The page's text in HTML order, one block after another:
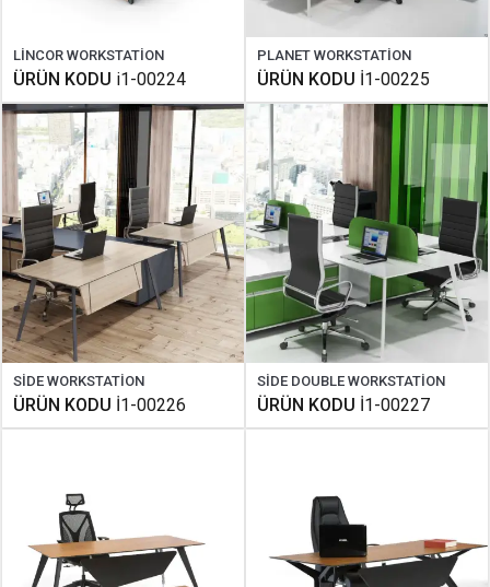
LİNCOR WORKSTATİON
ÜRÜN KODU i1-00224
PLANET WORKSTATİON
ÜRÜN KODU İ1-00225
SİDE WORKSTATİON
ÜRÜN KODU İ1-00226
SİDE DOUBLE WORKSTATİON
ÜRÜN KODU İ1-00227